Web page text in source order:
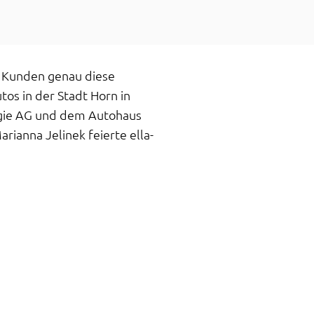
genau diese
in der Stadt Horn in
AG und dem Autohaus
Jelinek feierte ella-